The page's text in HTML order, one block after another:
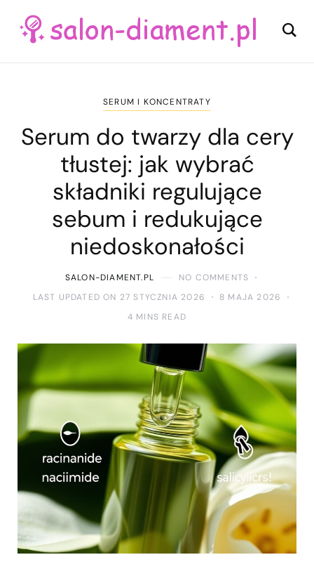
SERUM I KONCENTRATY
Serum do twarzy dla cery
tłustej: jak wybrać
składniki regulujące
sebum i redukujące
niedoskonałości
SALON-DIAMENT.PL
NO COMMENTS
LAST UPDATED ON 27 STYCZNIA 2026
8 MAJA 2026
4 MINS READ